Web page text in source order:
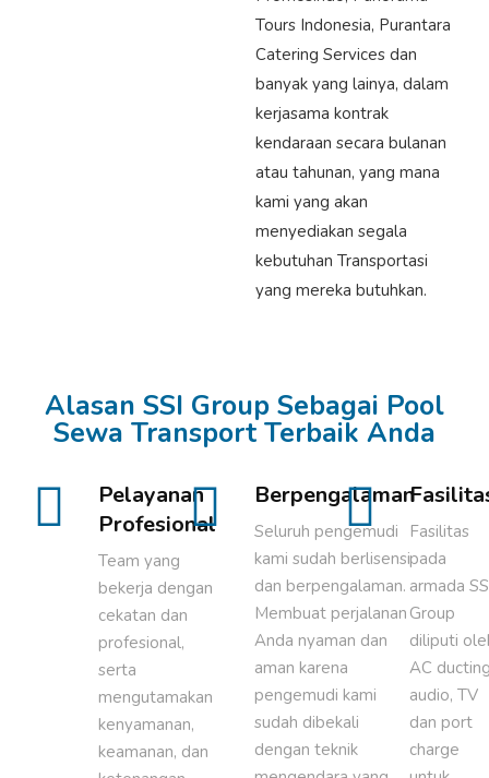
Tours Indonesia, Purantara
Catering Services dan
banyak yang lainya, dalam
kerjasama kontrak
kendaraan secara bulanan
atau tahunan, yang mana
kami yang akan
menyediakan segala
kebutuhan Transportasi
yang mereka butuhkan.
Alasan SSI Group Sebagai Pool
Sewa Transport Terbaik Anda
Pelayanan
Profesional
Team yang
bekerja dengan
cekatan dan
profesional,
serta
mengutamakan
kenyamanan,
keamanan, dan
Berpengalaman
Seluruh pengemudi
kami sudah berlisensi
dan berpengalaman.
Membuat perjalanan
Anda nyaman dan
aman karena
pengemudi kami
sudah dibekali
dengan teknik
Fasilitas
pada
armada
Group
diliputi
AC
audio, TV
dan port
charge